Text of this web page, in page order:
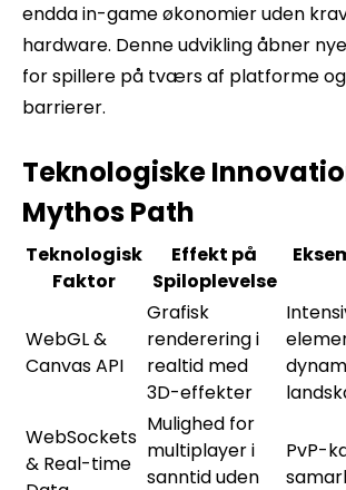
endda in-game økonomier uden
hardware. Denne udvikling åbner
for spillere på tværs af platforme
barrierer.
Teknologiske
Mythos Path
Teknologisk
Faktor
Effekt på
Spiloplevelse
WebGL &
Canvas API
Grafisk
renderering i
realtid med
3D-effekter
WebSockets
& Real-time
Mulighed for
multiplayer i
sanntid uden
PvP-